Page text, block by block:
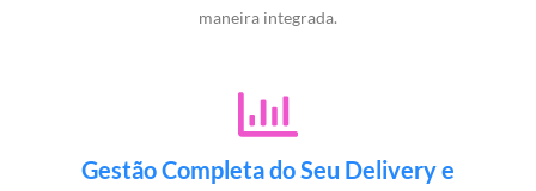
maneira integrada.
Gestão Completa do Seu Delivery e